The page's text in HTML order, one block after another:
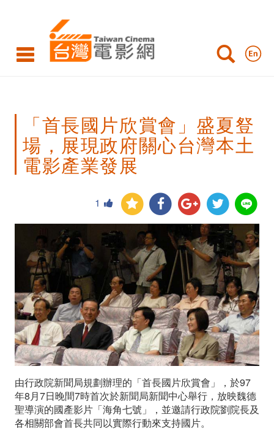
國
欣
會」
盛
豋
場，
現
政
府
關
心
台
「首長國片欣賞會」盛夏豋
場，展現政府關心台灣本土
電影產業發展
1
由行政院新聞局規劃辦理的「首長國片欣賞會」，於97
年8月7日晚間7時首次於新聞局新聞中心舉行，放映魏德
聖導演的國產影片「海角七號」，並邀請行政院劉院長及
各相關部會首長共同以實際行動來支持國片。